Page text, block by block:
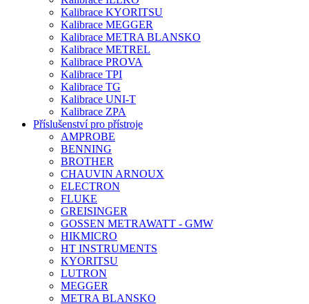
Kalibrace KYORITSU
Kalibrace MEGGER
Kalibrace METRA BLANSKO
Kalibrace METREL
Kalibrace PROVA
Kalibrace TPI
Kalibrace TG
Kalibrace UNI-T
Kalibrace ZPA
Příslušenství pro přístroje
AMPROBE
BENNING
BROTHER
CHAUVIN ARNOUX
ELECTRON
FLUKE
GREISINGER
GOSSEN METRAWATT - GMW
HIKMICRO
HT INSTRUMENTS
KYORITSU
LUTRON
MEGGER
METRA BLANSKO